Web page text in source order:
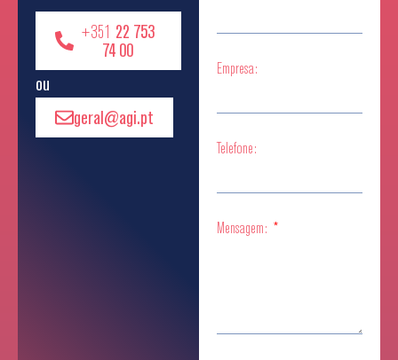
+351 22 753
74 00
ou
geral@agi.pt
Empresa:
Telefone:
Mensagem: